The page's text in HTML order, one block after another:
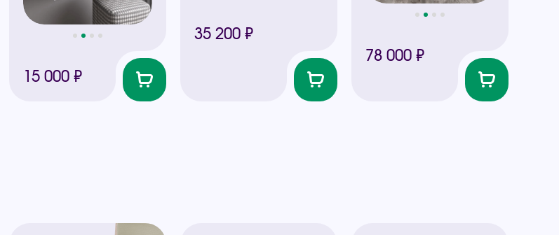
15 000 ₽
35 200 ₽
78 000 ₽